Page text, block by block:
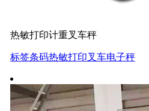
热敏打印计重叉车秤
标签条码热敏打印叉车电子秤